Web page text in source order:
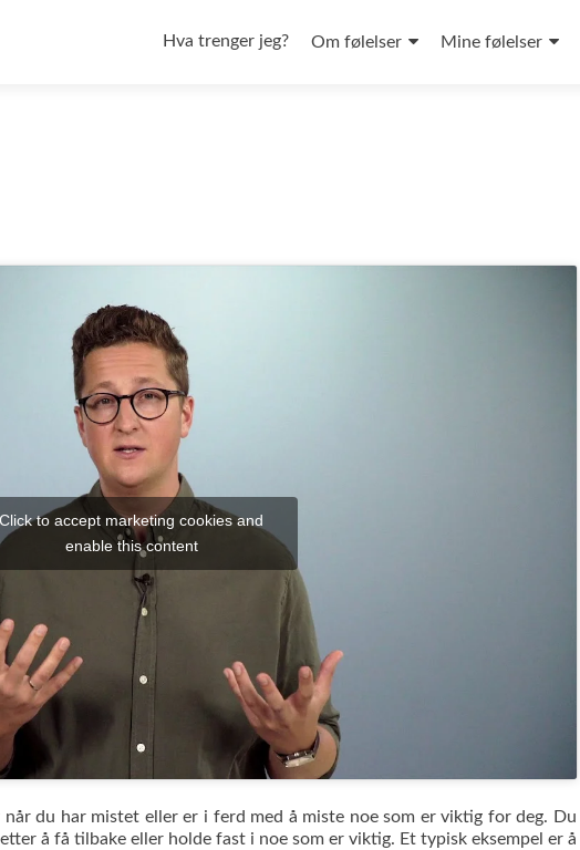
to
Hva trenger jeg? Om følelser Mine følelser
Click to accept marketing cookies and
enable this content
du har mistet eller er i ferd med å miste noe som er viktig for deg. Du
å få tilbake eller holde fast i noe som er viktig. Et typisk eksempel er å